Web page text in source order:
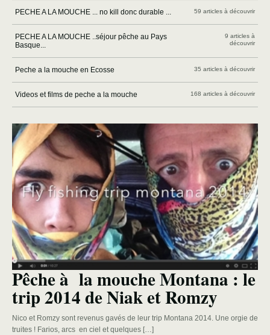
PECHE A LA MOUCHE ... no kill donc durable ... 59 articles à découvrir
PECHE A LA MOUCHE ..séjour pêche au Pays
Basque...
9 articles à
découvrir
Peche a la mouche en Ecosse 35 articles à découvrir
Videos et films de peche a la mouche 168 articles à découvrir
Pêche à la mouche Montana : le
trip 2014 de Niak et Romzy
Nico et Romzy sont revenus gavés de leur trip Montana 2014. Une orgie de
truites ! Farios, arcs en ciel et quelques […]